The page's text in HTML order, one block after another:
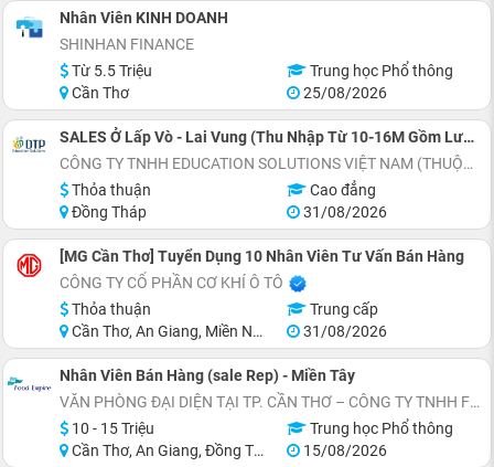
Nhân Viên KINH DOANH
SHINHAN FINANCE
Từ 5.5 Triệu
Trung học Phổ thông
Cần Thơ
25/08/2026
SALES Ở Lấp Vò - Lai Vung (Thu Nhập Từ 10-16M Gồm Lương Cứng 8M+Phụ Cấp+Doanh Số)
CÔNG TY TNHH EDUCATION SOLUTIONS VIỆT NAM (THUỘC TẬP ĐOÀN ĐẠI TRƯỜNG PHÁT)
Thỏa thuận
Cao đẳng
Đồng Tháp
31/08/2026
[MG Cần Thơ] Tuyển Dụng 10 Nhân Viên Tư Vấn Bán Hàng
CÔNG TY CỔ PHẦN CƠ KHÍ Ô TÔ
Thỏa thuận
Trung cấp
Cần Thơ, An Giang, Miền Nam
31/08/2026
Nhân Viên Bán Hàng (sale Rep) - Miền Tây
VĂN PHÒNG ĐẠI DIỆN TẠI TP. CẦN THƠ – CÔNG TY TNHH FES (VIỆT NAM)
10 - 15 Triệu
Trung học Phổ thông
Cần Thơ, An Giang, Đồng Tháp, Bạc Liêu, Cà Mau, Trà Vinh
15/08/2026